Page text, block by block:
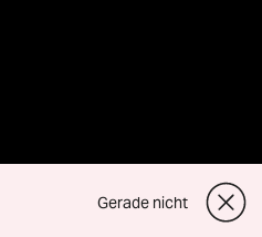
Gerade nicht